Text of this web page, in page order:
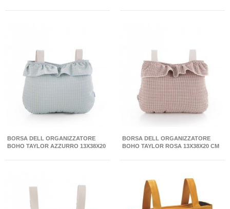
BORSA DELL ORGANIZZATORE
BOHO TAYLOR AZZURRO 13X38X20
BORSA DELL ORGANIZZATORE
BOHO TAYLOR ROSA 13X38X20 CM